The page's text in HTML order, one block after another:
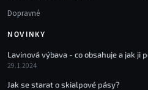
Dopravné
NOVINKY
Lavinová výbava - co obsahuje a jak ji
29.1.2024
Jak se starat o skialpové pásy?